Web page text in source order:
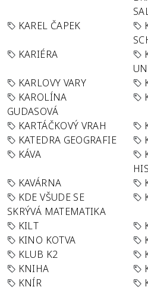
KAREL ČAPEK
KARIÉRA
KARLOVY VARY
KAROLÍNA
GUDASOVÁ
KARTÁČKOVÝ VRAH
KATEDRA GEOGRAFIE
KÁVA
KAVÁRNA
KDE VŠUDE SE
SKRÝVÁ MATEMATIKA
KILT
KINO KOTVA
KLUB K2
KNIHA
KNÍR